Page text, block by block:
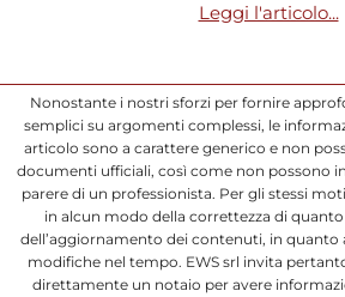
Leggi l'articolo...
Nonostante i nostri sforzi per fornire
semplici su argomenti complessi, le
articolo sono a carattere generico e non
documenti ufficiali, così come non possono
parere di un professionista. Per gli stessi
in alcun modo della correttezza di
dell’aggiornamento dei contenuti, in
modifiche nel tempo. EWS srl invita
direttamente un notaio per avere